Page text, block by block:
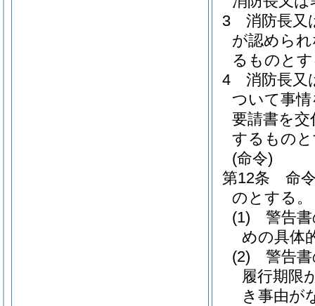
3
消防長又
が認めら
るものと
4
消防長又
ついて事
要請書を
するもの
(命令)
第12条
命
のとする。
(1)
警告
めの具体
(2)
警告
履行期限
き事由が